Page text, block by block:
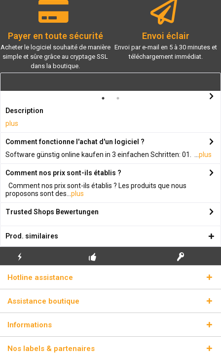
Payer en toute sécurité
Acheter le logiciel souhaité de manière
simple et sûre grâce au cryptage SSL
dans la boutique.
Envoi éclair
Envoi par e-mail en 5 à 30 minutes et
téléchargement immédiat.
Description
plus
Comment fonctionne l'achat d'un logiciel ?
Software günstig online kaufen in 3 einfachen Schritten: 01. ... plus
Comment nos prix sont-ils établis ?
Comment nos prix sont-ils établis ? Les produits que nous
proposons sont des... plus
Trusted Shops Bewertungen
Prod. similaires
ÉCLAIR
Hotline assistance
Assistance boutique
Informations
Nos labels & partenaires